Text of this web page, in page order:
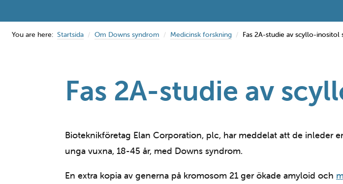
You are here: Startsida Om Downs syndrom Medicinsk forskning Fas 2A-studie av scyllo-inositol
Fas 2A-studie av
Bioteknikföretag Elan Corporation, plc, har meddelat att de inleder
unga vuxna, 18-45 år, med Downs syndrom.
En extra kopia av generna på kromosom 21 ger ökade amyloid och